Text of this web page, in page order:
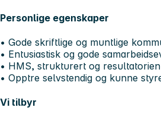
Personlige egenskaper
• Gode skriftlige og muntlige
• Entusiastisk og gode
• HMS, strukturert og
• Opptre selvstendig og kunne
Vi tilbyr